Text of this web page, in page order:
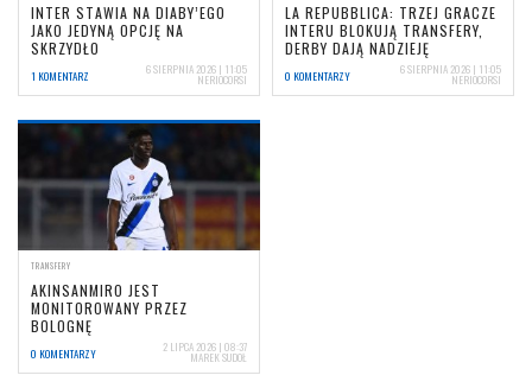
INTER STAWIA NA DIABY’EGO
JAKO JEDYNĄ OPCJĘ NA
SKRZYDŁO
1 KOMENTARZ 6 SIERPNIA 2026 | 11:05
NERIOCORSI
LA REPUBBLICA: TRZEJ GRACZE
INTERU BLOKUJĄ TRANSFERY,
DERBY DAJĄ NADZIEJĘ
0 KOMENTARZY 6 SIERPNIA 2026 | 11:05
NERIOCORSI
TRANSFERY
AKINSANMIRO JEST
MONITOROWANY PRZEZ
BOLOGNĘ
0 KOMENTARZY 2 LIPCA 2026 | 08:37
MAREK SUDOŁ